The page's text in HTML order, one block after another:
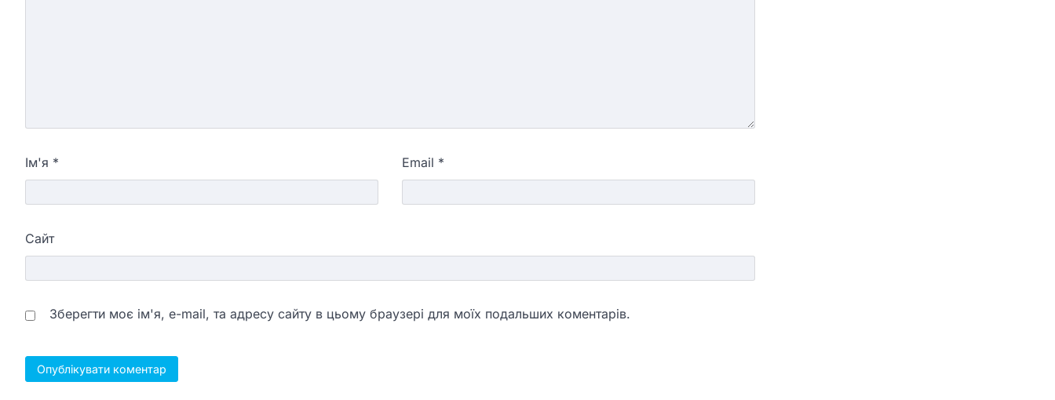
Ім'я * Email *
Сайт
Зберегти моє ім'я, e-mail, та адресу сайту в цьому браузері для моїх подальших коментарів.